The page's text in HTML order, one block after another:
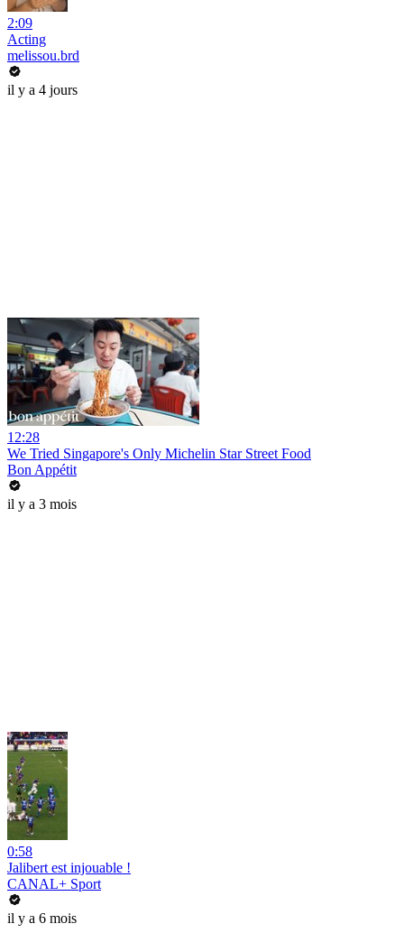
2:09
Acting
melissou.brd
il y a 4 jours
12:28
We Tried Singapore's Only Michelin Star Street Food
Bon Appétit
il y a 3 mois
0:58
Jalibert est injouable !
CANAL+ Sport
il y a 6 mois